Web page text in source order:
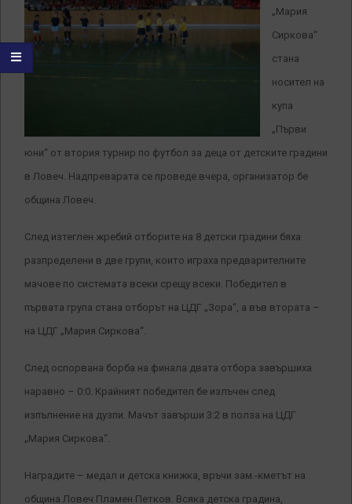
„Мария
Сиркова“
стана
носител на
купа
„Първи
юни“ от втория турнир по футбол за деца от детските градини
в Ловеч. Надпреварата се проведе вчера, организатор бе
община Ловеч.
След изтеглен жребий отборите на 8 детски градини бяха
разпределени в две групи, които играха предварителните
мачове по системата всеки срещу всеки. Победител в
първата група стана отборът на ЦДГ „Зора“, а във втората –
на ЦДГ „Мария Сиркова“.
След оспорвана борба на финала двата отбора завършиха
наравно – 0:0. Крайният победител бе излъчен след
изпълнение на дузпи. Мачът завърши 3:2 в полза на ЦДГ
„Мария Сиркова“.
Наградите – медал и детска книжка, връчи зам.-кметът на
община Ловеч Пламен Петков. Всяка детска градина,